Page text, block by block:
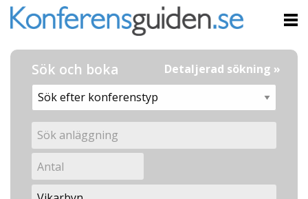
Sök och boka Detaljerad sökning »